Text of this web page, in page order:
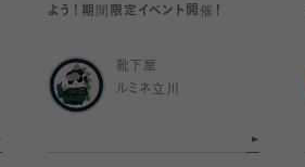
よう！期間限定イベント開催！
靴下屋
ルミネ立川